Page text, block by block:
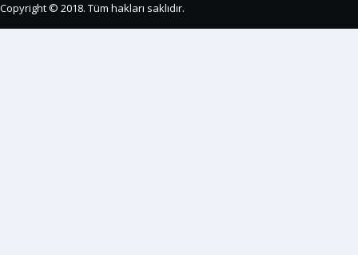
Copyright © 2018. Tüm hakları saklıdır.